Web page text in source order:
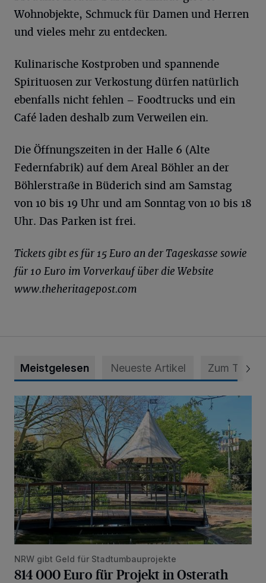
Wohnobjekte, Schmuck für Damen und Herren
und vieles mehr zu entdecken.
Kulinarische Kostproben und spannende
Spirituosen zur Verkostung dürfen natürlich
ebenfalls nicht fehlen – Foodtrucks und ein
Café laden deshalb zum Verweilen ein.
Die Öffnungszeiten in der Halle 6 (Alte
Federnfabrik) auf dem Areal Böhler an der
Böhlerstraße in Büderich sind am Samstag
von 10 bis 19 Uhr und am Sonntag von 10 bis 18
Uhr. Das Parken ist frei.
Tickets gibt es für 15 Euro an der Tageskasse sowie
für 10 Euro im Vorverkauf über die Website
www.theheritagepost.com
Meistgelesen Neueste Artikel Zum Thema
814 000 Euro für Projekt in Osterath
NRW gibt Geld für Stadtumbauprojekte
814 000 Euro für Projekt in Osterath